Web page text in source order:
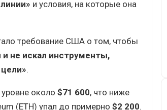
и условия, на которые она
требование США о том, чтобы
не искал инструменты,
.
около $71 600, что ниже
(ETH) упал до примерно $2 200.